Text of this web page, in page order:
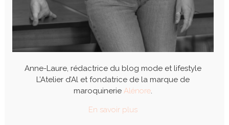
Anne-Laure, rédactrice du blog mode et lifestyle
L’Atelier d’Al et fondatrice de la marque de
maroquinerie Alénore.
En savoir plus